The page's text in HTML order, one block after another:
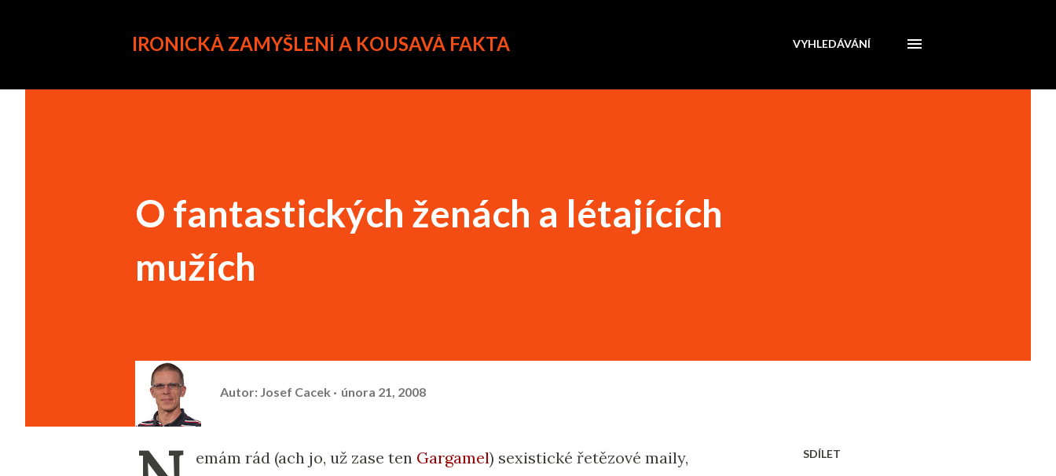
IRONICKÁ ZAMYŠLENÍ A KOUSAVÁ FAKTA VYHLEDÁVÁNÍ
O fantastických ženách a létajících
mužích
Autor: Josef Cacek února 21, 2008
emám rád (ach jo, už zase ten Gargamel) sexistické řetězové maily,
SDÍLET